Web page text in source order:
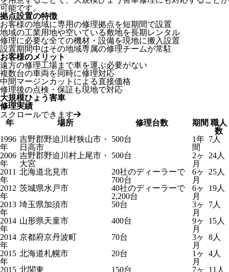
可能です。
拠点設置の特徴
お客様の地域に専用の修理拠点を短期間で設置
地域の工業用地や空いている敷地を長期レンタル
修理に必要な全ての機材・設備を現地に搬入設置
設置期間中はその地域専属の修理チームが常駐
お客様のメリット
遠方の修理工場まで車を運ぶ必要がない
複数台の車両を同時に修理対応
中間マージンカットによる直接価格
修理後の点検・保証も現地で対応
大規模ひょう害車
修理実績
スクロールできます
年
場所 修理台数 期間 職人
数
1996
年
吉野郡野迫川村狭山市・
日高市
500台
1年
間
7人
2006
年
吉野郡野迫川村上尾市・
大宮
500台
2ヶ
月
24人
2011
年
北海道北見市
20社のディーラーで
700台
6ヶ
月
25人
2012
年
茨城県水戸市
40社のディーラーで
2,200台
6ヶ
月
19人
2013
年
埼玉県加須市 50台
3ヶ
月
7人
2014
年
山形県天童市 400台
9ヶ
月
15人
2014
年
京都府京丹波町 70台
3ヶ
月
8人
2015
年
北海道札幌市 20台
1ヶ
月
4人
2015 北関東 150台 7ヶ 11人